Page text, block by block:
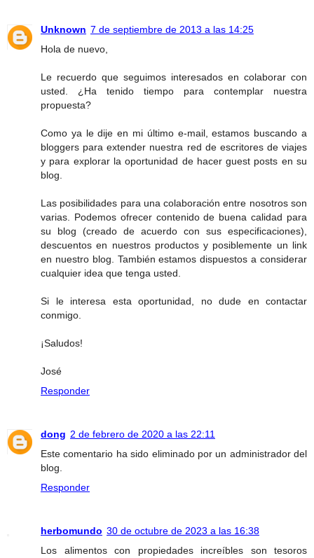
Unknown 7 de septiembre de 2013 a las 14:25
Hola de nuevo,
Le recuerdo que seguimos interesados en colaborar con
usted. ¿Ha tenido tiempo para contemplar nuestra
propuesta?
Como ya le dije en mi último e-mail, estamos buscando a
bloggers para extender nuestra red de escritores de viajes
y para explorar la oportunidad de hacer guest posts en su
blog.
Las posibilidades para una colaboración entre nosotros son
varias. Podemos ofrecer contenido de buena calidad para
su blog (creado de acuerdo con sus especificaciones),
descuentos en nuestros productos y posiblemente un link
en nuestro blog. También estamos dispuestos a considerar
cualquier idea que tenga usted.
Si le interesa esta oportunidad, no dude en contactar
conmigo.
¡Saludos!
José
Responder
dong 2 de febrero de 2020 a las 22:11
Este comentario ha sido eliminado por un administrador del
blog.
Responder
herbomundo 30 de octubre de 2023 a las 16:38
Los alimentos con propiedades increíbles son tesoros